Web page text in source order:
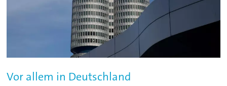
Vor allem in Deutschland